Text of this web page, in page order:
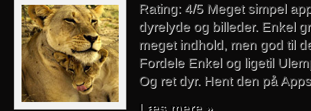
Rating: 4/5 Meget simpel
dyrelyde og billeder. Enkel
meget indhold, men god til
Fordele Enkel og ligetil
Og ret dyr. Hent den på
Læs mere »